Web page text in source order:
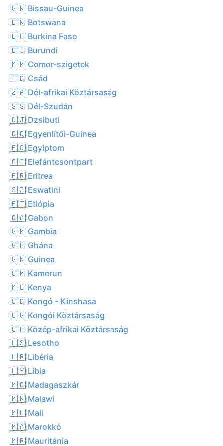
🇬🇼 Bissau-Guinea
🇧🇼 Botswana
🇧🇫 Burkina Faso
🇧🇮 Burundi
🇰🇲 Comor-szigetek
🇹🇩 Csád
🇿🇦 Dél-afrikai Köztársaság
🇸🇸 Dél-Szudán
🇩🇯 Dzsibuti
🇬🇶 Egyenlítői-Guinea
🇪🇬 Egyiptom
🇨🇮 Elefántcsontpart
🇪🇷 Eritrea
🇸🇿 Eswatini
🇪🇹 Etiópia
🇬🇦 Gabon
🇬🇲 Gambia
🇬🇭 Ghána
🇬🇳 Guinea
🇨🇲 Kamerun
🇰🇪 Kenya
🇨🇩 Kongó - Kinshasa
🇨🇬 Kongói Köztársaság
🇨🇫 Közép-afrikai Köztársaság
🇱🇸 Lesotho
🇱🇷 Libéria
🇱🇾 Líbia
🇲🇬 Madagaszkár
🇲🇼 Malawi
🇲🇱 Mali
🇲🇦 Marokkó
🇲🇷 Mauritánia